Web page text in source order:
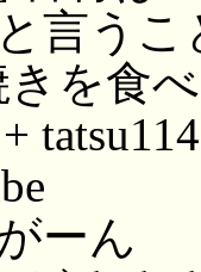
言うこ
きを食
ーん